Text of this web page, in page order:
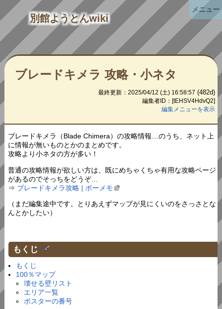
別館ようとんwiki
ブレードキメラ 攻略・小ネタ
最終更新：2025/04/12 (土) 16:58:57 (482d)
編集者ID：[tEHSV4HdvQ2]
編集メニューを表示
ブレードキメラ（Blade Chimera）の攻略情報…のうち、ネット上
に情報が無いものとかのまとめです。
攻略より小ネタの方が多い！
普通の攻略情報が欲しい方は、既にめちゃくちゃ有用な攻略ページ
があるのでそっちをどうぞ…
⇒ ブレードキメラ攻略 | ボーメモ
（まだ編集途中です。とりあえずマップが見にくいのをさっさとな
んとかしたい）
もくじ †
もくじ
100％マップ
壊せる壁リスト
エリア一覧
ポスターの番号
メニュー